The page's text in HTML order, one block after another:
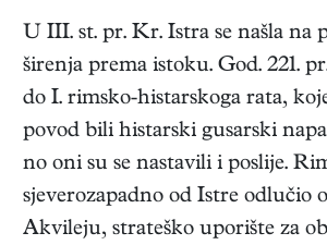
U III. st. pr. Kr. Istra se našla na
širenja prema istoku. God. 221.
do I. rimsko-histarskoga rata,
povod bili histarski gusarski
no oni su se nastavili i poslije.
sjeverozapadno od Istre odlučio
Akvileju, strateško uporište za